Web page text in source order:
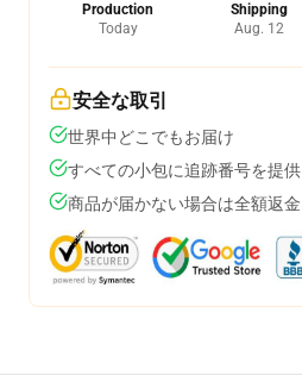
Production
Today
Shipping
Aug. 12
安全な取引
世界中どこでもお届け
すべての小包に追跡番号を提供
商品が届かない場合は全額返金